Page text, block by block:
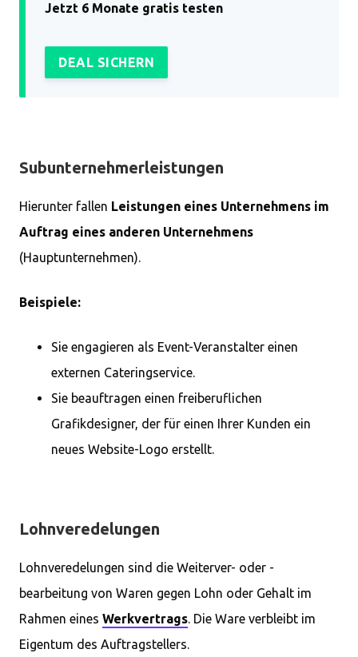
Jetzt 6 Monate gratis testen
DEAL SICHERN
Subunternehmerleistungen
Hierunter fallen Leistungen eines Unternehmens im
Auftrag eines anderen Unternehmens
(Hauptunternehmen).
Beispiele:
Sie engagieren als Event-Veranstalter einen
externen Cateringservice.
Sie beauftragen einen freiberuflichen
Grafikdesigner, der für einen Ihrer Kunden ein
neues Website-Logo erstellt.
Lohnveredelungen
Lohnveredelungen sind die Weiterver- oder -
bearbeitung von Waren gegen Lohn oder Gehalt im
Rahmen eines Werkvertrags. Die Ware verbleibt im
Eigentum des Auftragstellers.